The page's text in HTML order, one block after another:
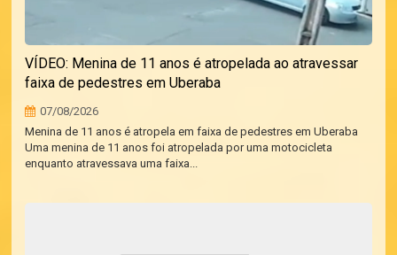
VÍDEO: Menina de 11 anos é atropelada ao atravessar
faixa de pedestres em Uberaba
07/08/2026
Menina de 11 anos é atropela em faixa de pedestres em Uberaba
Uma menina de 11 anos foi atropelada por uma motocicleta
enquanto atravessava uma faixa...